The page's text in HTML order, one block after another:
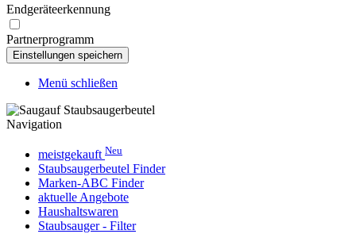
Endgeräteerkennung
Partnerprogramm
Menü schließen
Navigation
meistgekauft Neu
Staubsaugerbeutel Finder
Marken-ABC Finder
aktuelle Angebote
Haushaltswaren
Staubsauger - Filter